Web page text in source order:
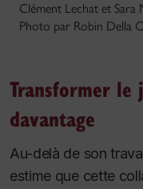
Clément Lechat et Sara
Photo par Robin Della
Transformer le
davantage
Au-delà de son
estime que cette